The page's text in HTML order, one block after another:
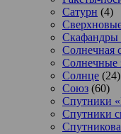
Сатурн (4)
Скафандры
Солнечная
Солнечные
Солнце (24)
Союз (60)
Спутники
Спутники